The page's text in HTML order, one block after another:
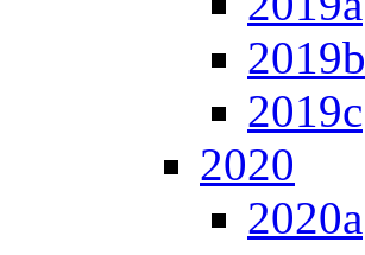
2019b
2019c
2020
2020a